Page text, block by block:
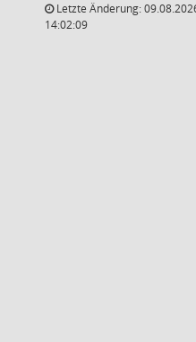
Letzte Änderung:
14:02:09